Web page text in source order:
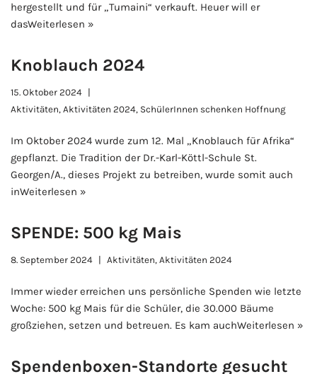
hergestellt und für „Tumaini“ verkauft. Heuer will er
dasWeiterlesen »
Knoblauch 2024
15. Oktober 2024
Aktivitäten, Aktivitäten 2024, SchülerInnen schenken Hoffnung
Im Oktober 2024 wurde zum 12. Mal „Knoblauch für Afrika“
gepflanzt. Die Tradition der Dr.-Karl-Köttl-Schule St.
Georgen/A., dieses Projekt zu betreiben, wurde somit auch
inWeiterlesen »
SPENDE: 500 kg Mais
8. September 2024 Aktivitäten, Aktivitäten 2024
Immer wieder erreichen uns persönliche Spenden wie letzte
Woche: 500 kg Mais für die Schüler, die 30.000 Bäume
großziehen, setzen und betreuen. Es kam auchWeiterlesen »
Spendenboxen-Standorte gesucht